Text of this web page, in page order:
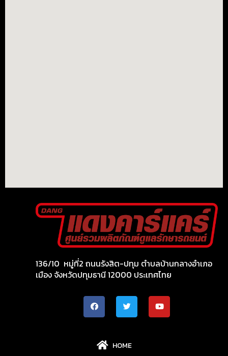
136/10 หมู่ที่2 ถนนรังสิต-ปทุม ตำบลบ้านกลางอำเภอ
เมือง จังหวัดปทุมธานี 12000 ประเทศไทย
HOME